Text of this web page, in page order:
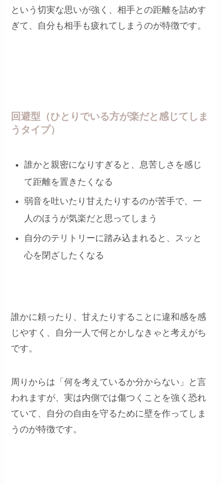
という切実な思いが強く、相手との距離を詰めす
ぎて、自分も相手も疲れてしまうのが特徴です。
回避型（ひとりでいる方が楽だと感じてしま
うタイプ）
誰かと親密になりすぎると、息苦しさを感じ
て距離を置きたくなる
弱音を吐いたり甘えたりするのが苦手で、一
人のほうが気楽だと思ってしまう
自分のテリトリーに踏み込まれると、スッと
心を閉ざしたくなる
誰かに頼ったり、甘えたりすることに違和感を感
じやすく、自分一人で何とかしなきゃと考えがち
です。
周りからは「何を考えているか分からない」と言
われますが、実は内側では傷つくことを強く恐れ
ていて、自分の自由を守るために壁を作ってしま
うのが特徴です。